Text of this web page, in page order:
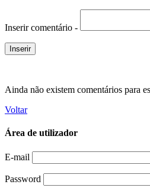
Inserir comentário -
Ainda não existem comentários para
Voltar
Área de utilizador
E-mail
Password